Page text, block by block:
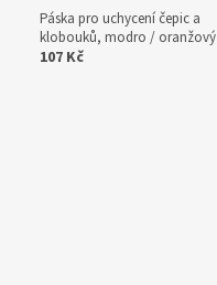
Páska pro uchycení čepic a
klobouků, modro / oranžový
107 Kč